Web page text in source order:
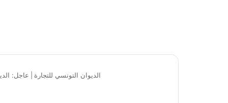
الديوان التونسي للتجارة عاجل: